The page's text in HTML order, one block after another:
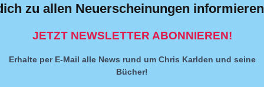
zu allen Neuerscheinungen
JETZT NEWSLETTER ABONNIEREN!
Erhalte per E-Mail alle News rund um Chris Karlden und seine
Bücher!